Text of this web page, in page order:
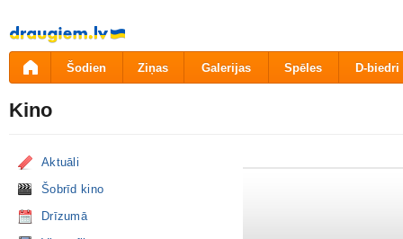
Pāriet
uz
saturu
Šodien Ziņas Galerijas Spēles D-biedri
Kino
Aktuāli
Šobrīd kino
Drīzumā